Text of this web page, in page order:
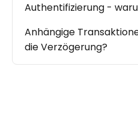
Authentifizierung -
Anhängige
die Verzögerung?